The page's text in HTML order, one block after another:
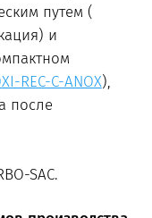
путем (
и
REC-C-ANOX),
после
SAC.